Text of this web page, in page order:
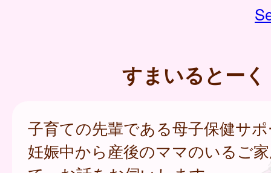
すまいるとーく
子育ての先輩である母子保健サ
妊娠中から産後のママのいるご